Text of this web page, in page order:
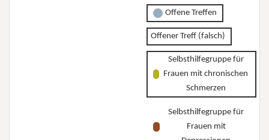
Offene Treffen
Offener Treff (falsch)
Selbsthilfegruppe für
Frauen mit chronischen
Schmerzen
Selbsthilfegruppe für
Frauen mit